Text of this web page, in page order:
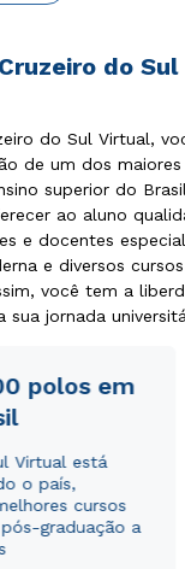
do Sul
do Sul Virtual,
de um dos maiores
superior do
ao aluno
e docentes
e diversos
você tem a
sua jornada
polos em
Virtual está
o país,
cursos
graduação a
e fácil
ou
com a Política de
dados sejam
da Cruzeiro do Sul.